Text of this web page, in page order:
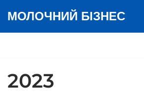
МОЛОЧНИЙ БІЗНЕС
2023